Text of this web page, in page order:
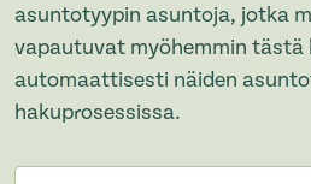
asuntotyypin asuntoja, jotka
vapautuvat myöhemmin tästä
automaattisesti näiden
hakuprosessissa.